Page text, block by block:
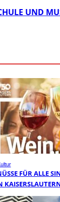
UND
FÜR ALLE